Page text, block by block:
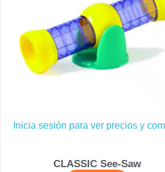
Inicia sesión para ver precios y
CLASSIC See-Saw